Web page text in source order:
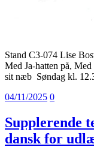
Stand C3-074 Lise
Med Ja-hatten på,
sit næb Søndag kl.
04/11/2025 0
Supplerende
dansk for